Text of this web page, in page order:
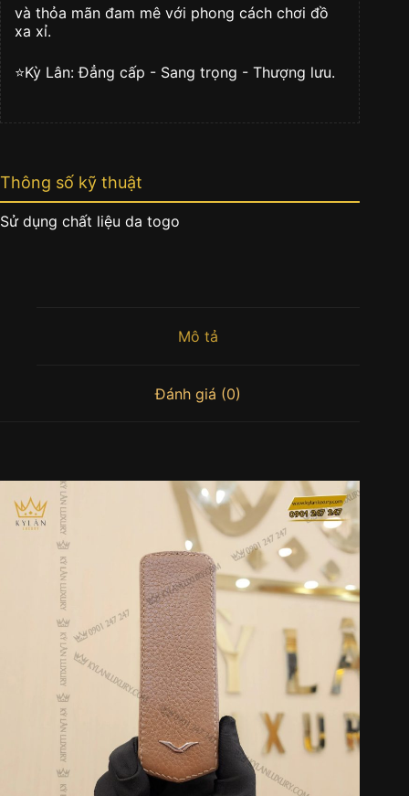
và thỏa mãn đam mê với phong cách chơi đồ
xa xỉ.
⭐️Kỳ Lân: Đẳng cấp - Sang trọng - Thượng lưu.
Thông số kỹ thuật
Sử dụng chất liệu da togo
Mô tả
Đánh giá (0)